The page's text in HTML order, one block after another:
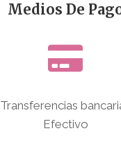
Medios De
Transferencias
Efectivo